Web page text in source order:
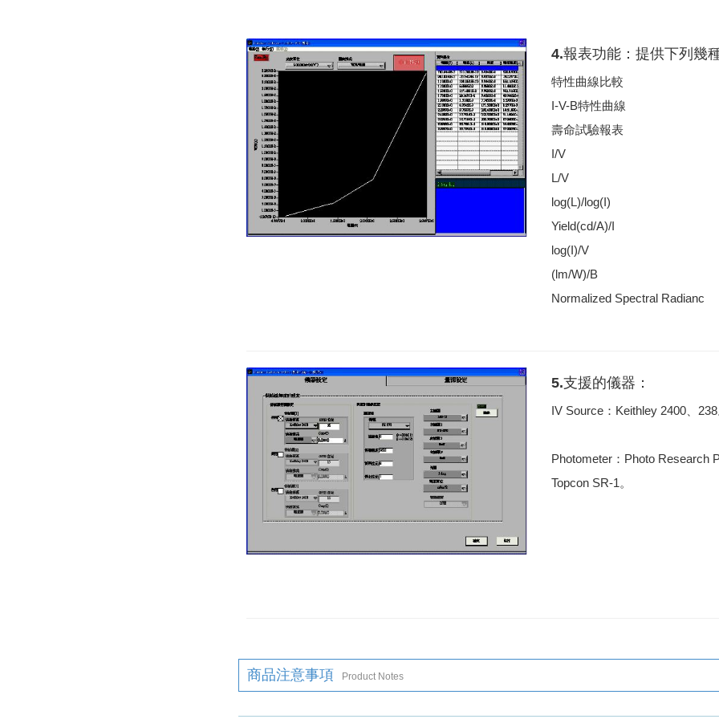
4.報表功能：提供下列幾
特性曲線比較
I-V-B特性曲線
壽命試驗報表
I/V
L/V
log(L)/log(I)
Yield(cd/A)/I
log(I)/V
(lm/W)/B
Normalized Spectral Radianc
5.支援的儀器：
IV Source：Keithley 2400、238
Photometer：Photo Research
Topcon SR-1。
商品注意事項 Product Notes